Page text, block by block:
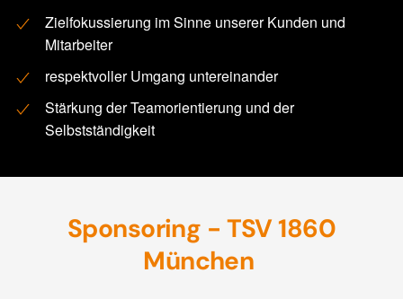
Zielfokussierung im Sinne unserer Kunden und
Mitarbeiter
respektvoller Umgang untereinander
Stärkung der Teamorientierung und der
Selbstständigkeit
Sponsoring - TSV 1860
München